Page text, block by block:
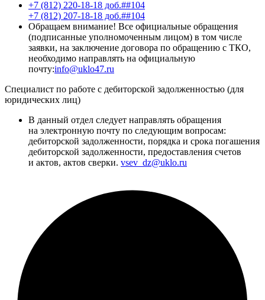
+7 (812) 220-18-18 доб.##104
+7 (812) 207-18-18 доб.##104
Обращаем внимание! Все официальные обращения
(подписанные уполномоченным лицом) в том числе
заявки, на заключение договора по обращению с ТКО,
необходимо направлять на официальную
почту:info@uklo47.ru
Специалист по работе с дебиторской задолженностью (для
юридических лиц)
В данный отдел следует направлять обращения
на электронную почту по следующим вопросам:
дебиторской задолженности, порядка и срока погашения
дебиторской задолженности, предоставления счетов
и актов, актов сверки. vsev_dz@uklo.ru